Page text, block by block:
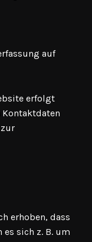
auf
erfolgt
Kontaktdaten
erhoben, dass
sich z. B. um